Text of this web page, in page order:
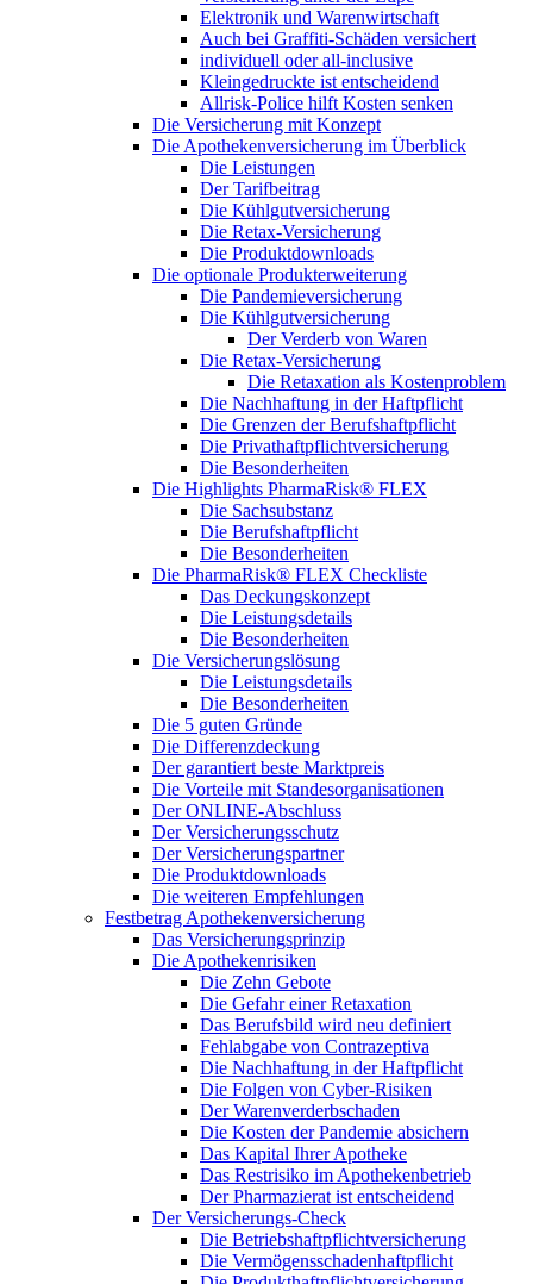
Elektronik und Warenwirtschaft
Auch bei Graffiti-Schäden versichert
individuell oder all-inclusive
Kleingedruckte ist entscheidend
Allrisk-Police hilft Kosten senken
Die Versicherung mit Konzept
Die Apothekenversicherung im Überblick
Die Leistungen
Der Tarifbeitrag
Die Kühlgutversicherung
Die Retax-Versicherung
Die Produktdownloads
Die optionale Produkterweiterung
Die Pandemieversicherung
Die Kühlgutversicherung
Der Verderb von Waren
Die Retax-Versicherung
Die Retaxation als Kostenproblem
Die Nachhaftung in der Haftpflicht
Die Grenzen der Berufshaftpflicht
Die Privathaftpflichtversicherung
Die Besonderheiten
Die Highlights PharmaRisk® FLEX
Die Sachsubstanz
Die Berufshaftpflicht
Die Besonderheiten
Die PharmaRisk® FLEX Checkliste
Das Deckungskonzept
Die Leistungsdetails
Die Besonderheiten
Die Versicherungslösung
Die Leistungsdetails
Die Besonderheiten
Die 5 guten Gründe
Die Differenzdeckung
Der garantiert beste Marktpreis
Die Vorteile mit Standesorganisationen
Der ONLINE-Abschluss
Der Versicherungsschutz
Der Versicherungspartner
Die Produktdownloads
Die weiteren Empfehlungen
Festbetrag Apothekenversicherung
Das Versicherungsprinzip
Die Apothekenrisiken
Die Zehn Gebote
Die Gefahr einer Retaxation
Das Berufsbild wird neu definiert
Fehlabgabe von Contrazeptiva
Die Nachhaftung in der Haftpflicht
Die Folgen von Cyber-Risiken
Der Warenverderbschaden
Die Kosten der Pandemie absichern
Das Kapital Ihrer Apotheke
Das Restrisiko im Apothekenbetrieb
Der Pharmazierat ist entscheidend
Der Versicherungs-Check
Die Betriebshaftpflichtversicherung
Die Vermögensschadenhaftpflicht